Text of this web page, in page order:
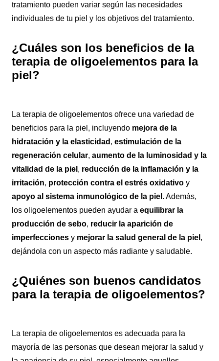
tratamiento pueden variar según las necesidades
individuales de tu piel y los objetivos del tratamiento.
¿Cuáles son los beneficios de la
terapia de oligoelementos para la
piel?
La terapia de oligoelementos ofrece una variedad de
beneficios para la piel, incluyendo mejora de la
hidratación y la elasticidad , estimulación de la
regeneración celular, aumento de la luminosidad y la
vitalidad de la piel , reducción de la inflamación y la
irritación, protección contra el estrés oxidativo y
apoyo al sistema inmunológico de la piel . Además,
los oligoelementos pueden ayudar a equilibrar la
producción de sebo, reducir la aparición de
imperfecciones y mejorar la salud general de la piel ,
dejándola con un aspecto más radiante y saludable.
¿Quiénes son buenos candidatos
para la terapia de oligoelementos?
La terapia de oligoelementos es adecuada para la
mayoría de las personas que desean mejorar la salud y